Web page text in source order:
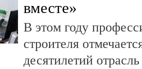
вместе»
В этом году
строителя
десятилетий